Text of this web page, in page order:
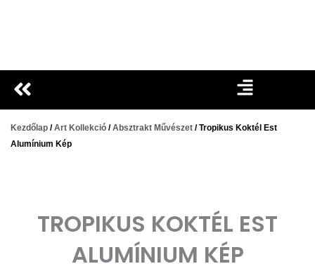
Kezdőlap /Art Kollekció /Absztrakt Művészet / Tropikus Koktél Est
Alumínium Kép
TROPIKUS KOKTÉL EST
ALUMÍNIUM KÉP